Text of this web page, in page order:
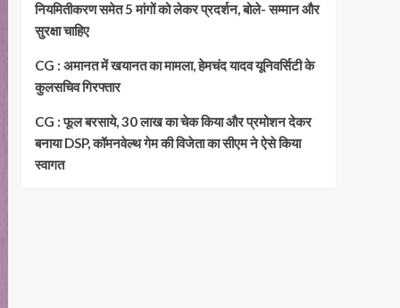
नियमितीकरण समेत 5 मांगों को लेकर प्रदर्शन, बोले- सम्मान और
सुरक्षा चाहिए
CG : अमानत में खयानत का मामला, हेमचंद यादव यूनिवर्सिटी के
कुलसचिव गिरफ्तार
CG : फूल बरसाये, 30 लाख का चेक किया और प्रमोशन देकर
बनाया DSP, कॉमनवेल्थ गेम की विजेता का सीएम ने ऐसे किया
स्वागत